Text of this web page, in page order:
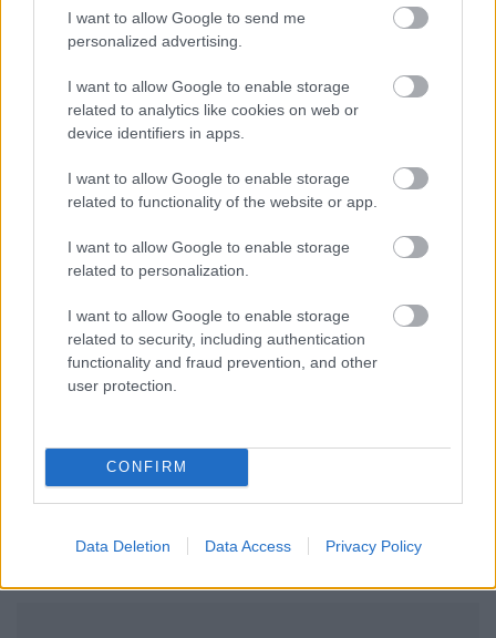
I want to allow Google to send me
personalized advertising.
I want to allow Google to enable storage
related to analytics like cookies on web or
device identifiers in apps.
I want to allow Google to enable storage
related to functionality of the website or app.
I want to allow Google to enable storage
related to personalization.
I want to allow Google to enable storage
related to security, including authentication
functionality and fraud prevention, and other
user protection.
CONFIRM
Data Deletion Data Access Privacy Policy